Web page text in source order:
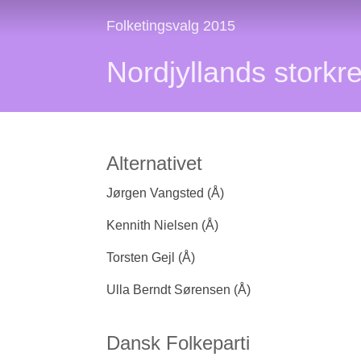
Folketingsvalg 2015
Nordjyllands
Alternativet
Jørgen Vangsted (Å)
Kennith Nielsen (Å)
Torsten Gejl (Å)
Ulla Berndt Sørensen (Å)
Dansk Folkeparti